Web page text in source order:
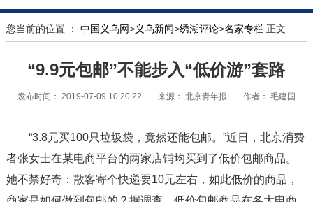
您当前的位置 ： 中国义乌网>义乌新闻>绣湖评论>名家专栏 正文
“9.9元包邮”不能步入“低价游”套路
发布时间： 2019-07-09 10:20:22 来源： 北京青年报 作者： 毛建国
“3.8元买100只垃圾袋，竟然还能包邮。”近日，北京消费
者张女士在某电商平台的两家店铺均买到了低价包邮商品。
她不禁好奇：散客寄个快递要10元左右，如此低价的商品，